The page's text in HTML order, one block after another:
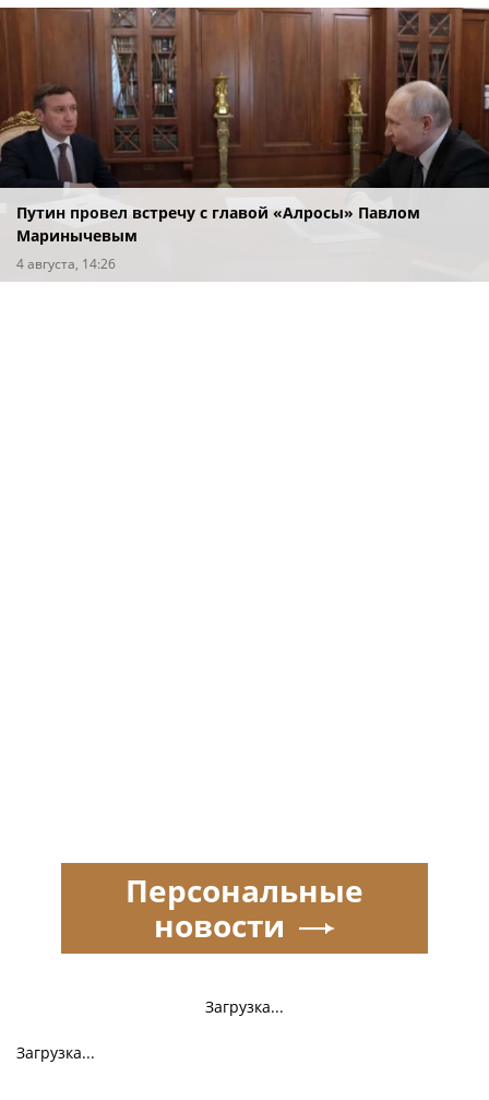
Путин провел встречу с главой «Алросы» Павлом
Маринычевым
4 августа, 14:26
Загрузка...
Загрузка...
Персональные
новости